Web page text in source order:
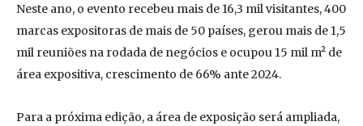
Neste ano, o evento recebeu mais de 16,3 mil visitantes, 400
marcas expositoras de mais de 50 países, gerou mais de 1,5
mil reuniões na rodada de negócios e ocupou 15 mil m² de
área expositiva, crescimento de 66% ante 2024.
Para a próxima edição, a área de exposição será ampliada,